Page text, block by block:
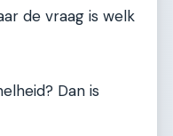
de vraag is welk
Dan is